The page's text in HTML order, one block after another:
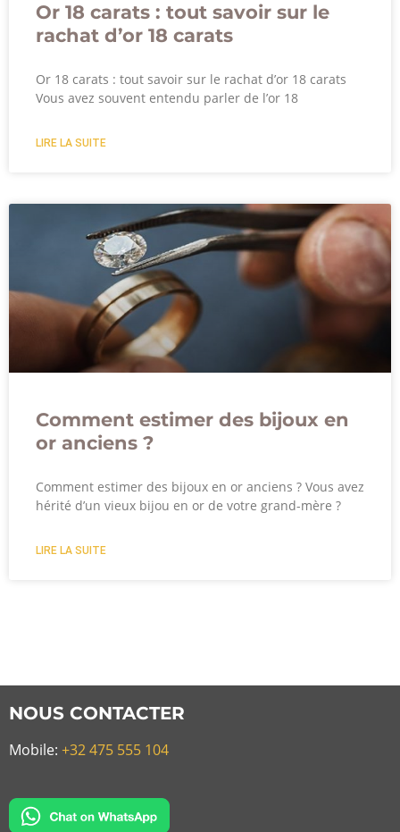
Or 18 carats : tout savoir sur le
rachat d’or 18 carats
Or 18 carats : tout savoir sur le rachat d’or 18 carats
Vous avez souvent entendu parler de l’or 18
LIRE LA SUITE
Comment estimer des bijoux en
or anciens ?
Comment estimer des bijoux en or anciens ? Vous avez
hérité d’un vieux bijou en or de votre grand-mère ?
LIRE LA SUITE
NOUS CONTACTER
Mobile: +32 475 555 104